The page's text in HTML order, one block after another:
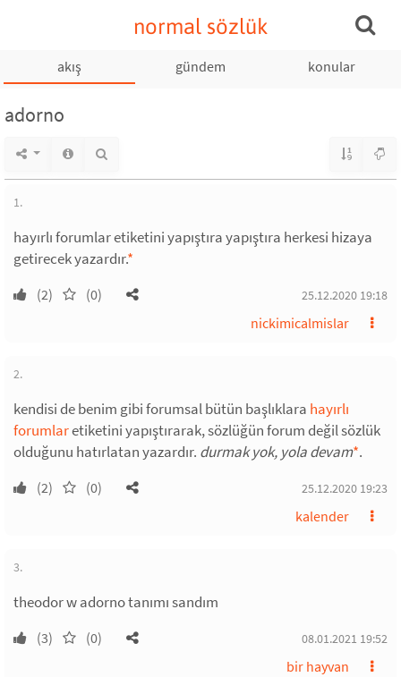
normal sözlük
akış gündem konular
adorno
1.
hayırlı forumlar etiketini yapıştıra yapıştıra herkesi hizaya
getirecek yazardır.*
(2) (0) 25.12.2020 19:18
nickimicalmislar
2.
kendisi de benim gibi forumsal bütün başlıklara hayırlı
forumlaretiketini yapıştırarak, sözlüğün forum değil sözlük
olduğunu hatırlatan yazardır. durmak yok, yola devam*.
(2) (0) 25.12.2020 19:23
kalender
3.
theodor w adorno tanımı sandım
(3) (0) 08.01.2021 19:52
bir hayvan